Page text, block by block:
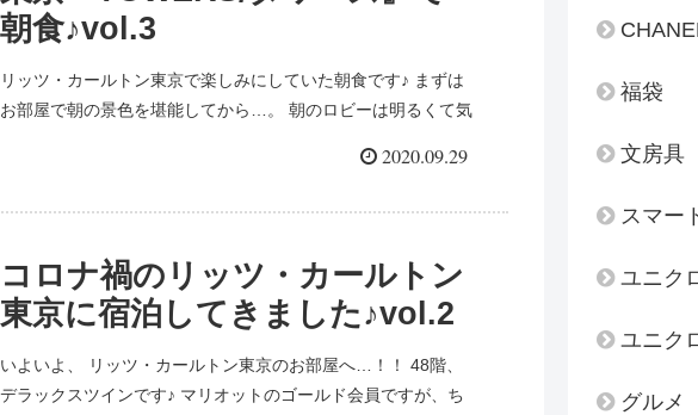
朝食♪vol.3
リッツ・カールトン東京で楽しみにしていた朝食です♪ まずは
お部屋で朝の景色を堪能してから…。 朝のロビーは明るくて気
2020.09.29
コロナ禍のリッツ・カールトン
東京に宿泊してきました♪vol.2
いよいよ、 リッツ・カールトン東京のお部屋へ…！！ 48階、
デラックスツインです♪ マリオットのゴールド会員ですが、ち
福袋
文房具
スマー
ユニク
ユニク
グルメ